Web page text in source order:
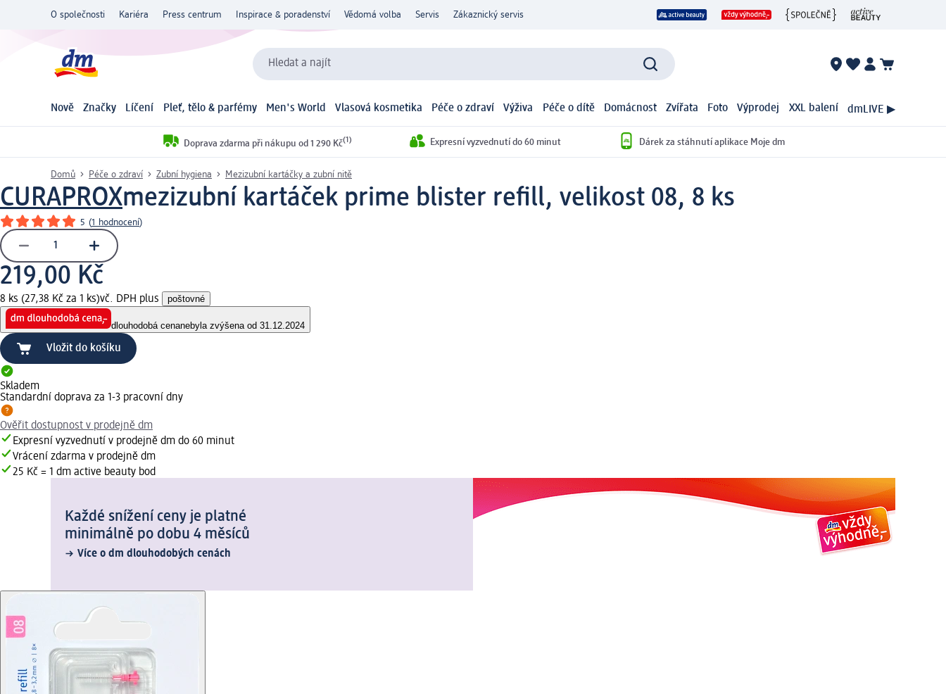
O společnosti Kariéra Press centrum Inspirace & poradenství Vědomá volba Servis Zákaznický servis
Hledat a najít
Nově Značky Líčení Pleť, tělo & parfémy Men's World Vlasová kosmetika Péče o zdraví Výživa Péče o dítě Domácnost Zvířata Foto Výprodej XXL balení dmLIVE ▶
Doprava zdarma při nákupu od 1 290 Kč(1) Expresní vyzvednutí do 60 minut Dárek za stáhnutí aplikace Moje dm
Domů Péče o zdraví Zubní hygiena Mezizubní kartáčky a zubní nitě
CURAPROXmezizubní kartáček prime blister refill, velikost 08, 8 ks
5 (1 hodnocení)
219,00 Kč
8 ks (27,38 Kč za 1 ks)vč. DPH plus poštovné
dlouhodobá cenanebyla zvýšena od 31.12.2024
Vložit do košíku
Skladem
Standardní doprava za 1-3 pracovní dny
Ověřit dostupnost v prodejně dm
Expresní vyzvednutí v prodejně dm do 60 minut
Vrácení zdarma v prodejně dm
25 Kč = 1 dm active beauty bod
Každé snížení ceny je platné
minimálně po dobu 4 měsíců
Více o dm dlouhodobých cenách